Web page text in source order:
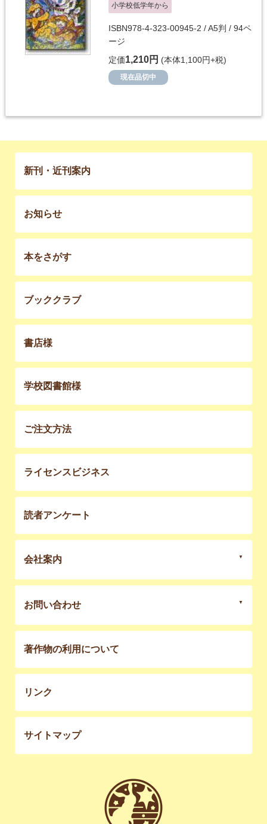
小学校低学年から
ISBN978-4-323-00945-2 / A5判 / 94ペ
ージ
定価1,210円 (本体1,100円+税)
現在品切中
新刊・近刊案内
お知らせ
本をさがす
ブッククラブ
書店様
学校図書館様
ご注文方法
ライセンスビジネス
読者アンケート
会社案内
お問い合わせ
著作物の利用について
リンク
サイトマップ